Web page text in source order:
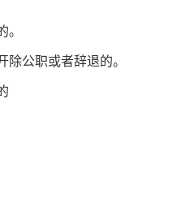
。
公职或者辞退的。